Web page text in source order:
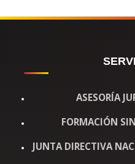
ASESORÍA
FORMACIÓN
JUNTA DIRECTIVA